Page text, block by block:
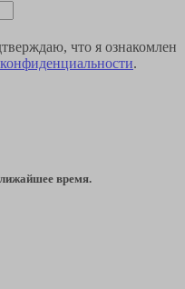
что я ознакомлен
.
время.